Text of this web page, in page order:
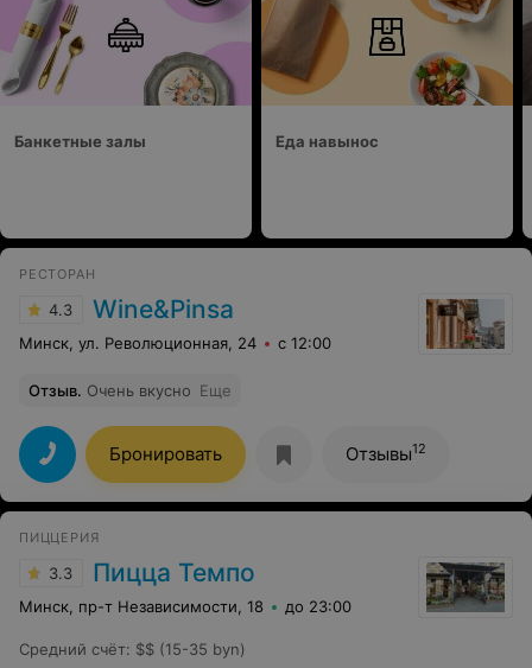
Банкетные залы Еда навынос
РЕСТОРАН
4.3 Wine&Pinsa
Минск, ул. Революционная, 24 с 12:00
Отзыв. Очень вкусно Еще
Бронировать Отзывы12
ПИЦЦЕРИЯ
3.3 Пицца Темпо
Минск, пр-т Независимости, 18 до 23:00
Средний счёт: $$ (15-35 byn)